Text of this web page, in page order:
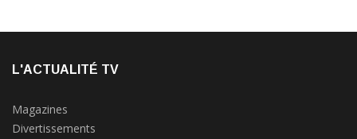
L'ACTUALITÉ TV
Magazines
Divertissements